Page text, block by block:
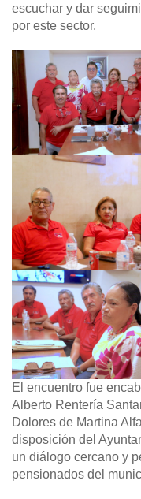
escuchar y dar
por este sector.
El encuentro fue
Alberto Rentería
Dolores de Martina
disposición del
un diálogo cercano y
pensionados del